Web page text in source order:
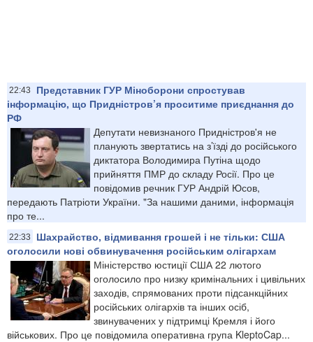
22:43
Представник ГУР Міноборони спростував
інформацію, що Придністров’я проситиме приєднання до
РФ
Депутати невизнаного Придністров'я не
планують звертатись на з’їзді до російського
диктатора Володимира Путіна щодо
прийняття ПМР до складу Росії. Про це
повідомив речник ГУР Андрій Юсов,
передають Патріоти України. "За нашими даними, інформація
про те...
22:33
Шахрайство, відмивання грошей і не тільки: США
оголосили нові обвинувачення російським олігархам
Міністерство юстиції США 22 лютого
оголосило про низку кримінальних і цивільних
заходів, спрямованих проти підсанкційних
російських олігархів та інших осіб,
звинувачених у підтримці Кремля і його
військових. Про це повідомила оперативна група KleptoCap...